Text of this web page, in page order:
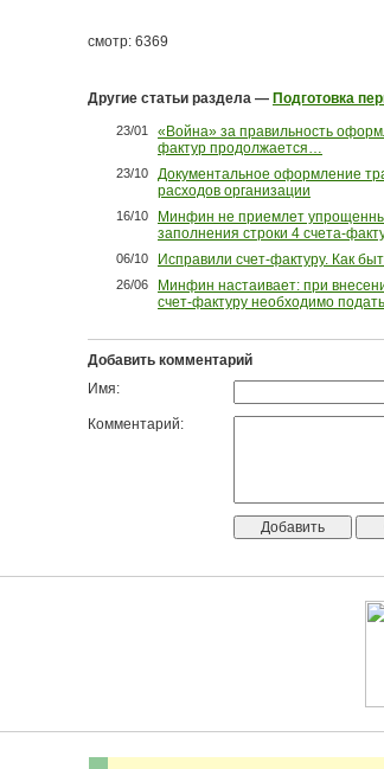
смотр: 6369
Другие статьи раздела — Подготовка
23/01
«Война» за правильность
фактур продолжается…
23/10
Документальное оформление
расходов организации
16/10
Минфин не приемлет
заполнения строки 4 счета-
06/10 Исправили счет-фактуру. Как
26/06
Минфин настаивает: при
счет-фактуру необходимо
Добавить комментарий
Имя:
Комментарий: